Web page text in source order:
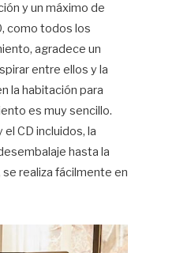
y un máximo de
como todos los
agradece un
entre ellos y la
la habitación para
es muy sencillo.
el CD incluidos, la
hasta la
realiza fácilmente en